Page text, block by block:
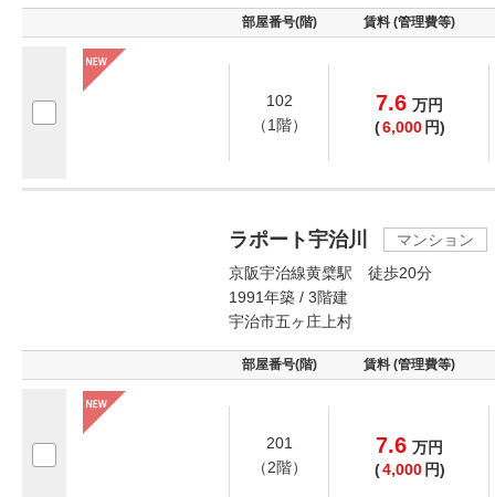
部屋番号(階) 賃料 (管理費等)
102
（1階）
7.6 万円
(6,000 円)
ラポート宇治川
マンション
京阪宇治線黄檗駅 徒歩20分
1991年築 / 3階建
宇治市五ヶ庄上村
部屋番号(階) 賃料 (管理費等)
201
（2階）
7.6 万円
(4,000 円)